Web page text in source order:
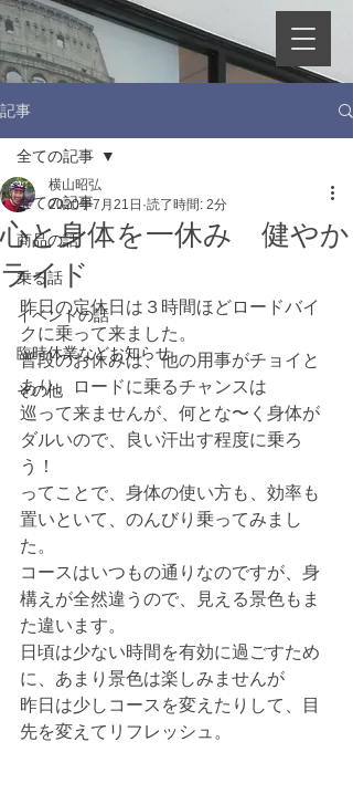
記事
全ての記事
商品の話
乗る話
イベントの話
臨時休業などお知らせ
その他
全ての記事
心と身体を一休み 健やか
ライド
横山昭弘
2020年7月21日 読了時間: 2分
昨日の定休日は３時間ほどロードバイ
クに乗って来ました。
普段のお休みは、他の用事がチョイと
あり、ロードに乗るチャンスは
巡って来ませんが、何とな〜く身体が
ダルいので、良い汗出す程度に乗ろ
う！
ってことで、身体の使い方も、効率も
置いといて、のんびり乗ってみまし
た。
コースはいつもの通りなのですが、身
構えが全然違うので、見える景色もま
た違います。
日頃は少ない時間を有効に過ごすため
に、あまり景色は楽しみませんが
昨日は少しコースを変えたりして、目
先を変えてリフレッシュ。